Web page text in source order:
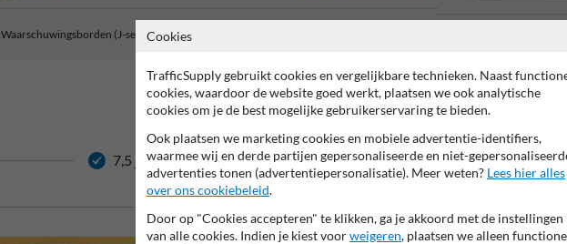
Waarschuwingsborden (J-serie)
7,5 jaar garantie op reflecterende folie Anti-graffiti laminaat 99%
Cookies
TrafficSupply gebruikt cookies en vergelijkbare technieken. Naast
cookies, waardoor de website goed werkt, plaatsen we ook analytische
cookies om je de best mogelijke gebruikerservaring te bieden.
Ook plaatsen we marketing cookies en mobiele advertentie-identifiers,
waarmee wij en derde partijen gepersonaliseerde en niet-
advertenties tonen (advertentiepersonalisatie). Meer weten? Lees hier alles
over ons cookiebeleid.
Door op "Cookies accepteren" te klikken, ga je akkoord met de instellingen
van alle cookies. Indien je kiest voorweigeren, plaatsen we alleen